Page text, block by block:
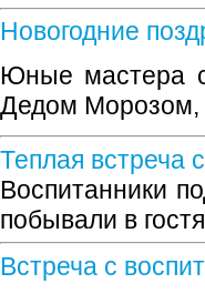
Новогодние
Юные мастера
Дедом Морозом,
Теплая встреча
Воспитанники
побывали в
Встреча с